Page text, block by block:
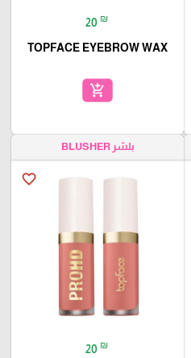
20 ₪
TOPFACE EYEBROW WAX
add_shopping_cart
بلشر BLUSHER
favorite_border
20 ₪